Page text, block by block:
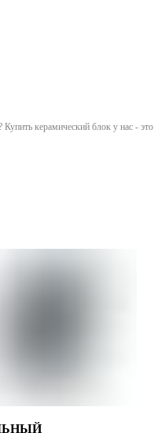
керамический блок у нас - это